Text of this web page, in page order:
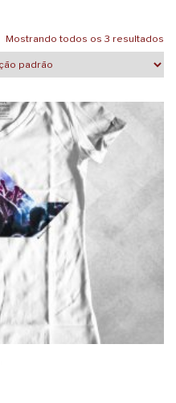
Mostrando todos os 3 resultados